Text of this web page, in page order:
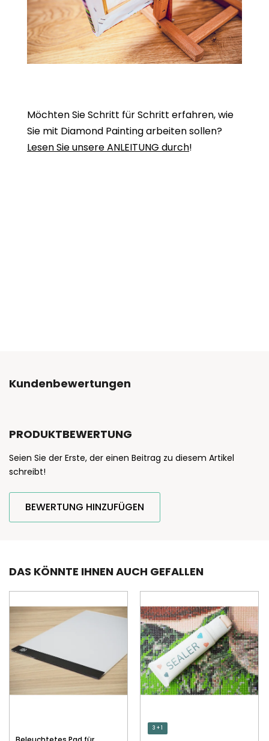
Möchten Sie Schritt für Schritt erfahren, wie
Sie mit Diamond Painting arbeiten sollen?
Lesen Sie unsere ANLEITUNG durch!
Kundenbewertungen
PRODUKTBEWERTUNG
Seien Sie der Erste, der einen Beitrag zu diesem Artikel
schreibt!
BEWERTUNG HINZUFÜGEN
DAS KÖNNTE IHNEN AUCH GEFALLEN
3 + 1